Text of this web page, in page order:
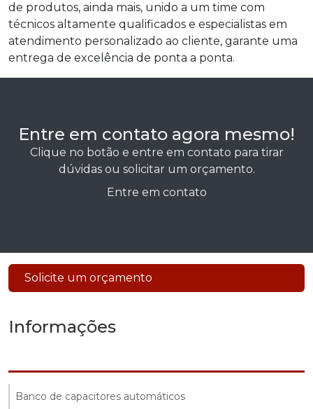
de produtos, ainda mais, unido a um time com
técnicos altamente qualificados e especialistas em
atendimento personalizado ao cliente, garante uma
entrega de excelência de ponta a ponta.
Entre em contato agora mesmo!
Clique no botão e entre em contato para tirar
dúvidas ou solicitar um orçamento.
Entre em contato
Solicite um orçamento
Informações
Banco de capacitores automáticos